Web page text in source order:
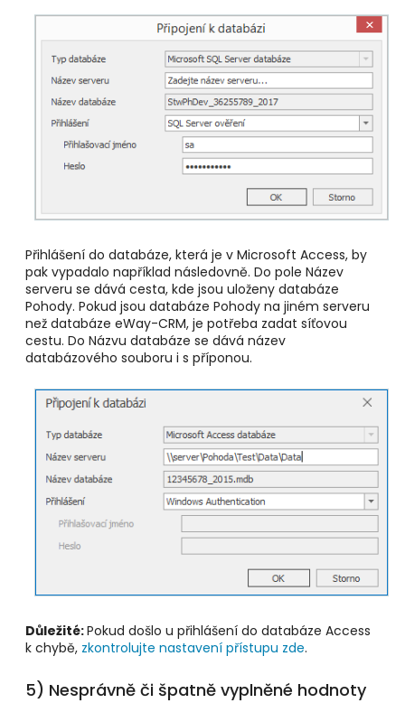
Přihlášení do databáze, která je v Microsoft Access, by
pak vypadalo například následovně. Do pole Název
serveru se dává cesta, kde jsou uloženy databáze
Pohody. Pokud jsou databáze Pohody na jiném serveru
než databáze eWay-CRM, je potřeba zadat síťovou
cestu. Do Názvu databáze se dává název
databázového souboru i s příponou.
Důležité:Pokud došlo u přihlášení do databáze Access
k chybě, zkontrolujte nastavení přístupu zde.
5) Nesprávně či špatně vyplněné hodnoty